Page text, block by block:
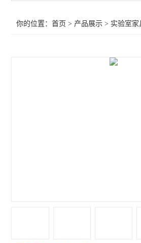
你的位置：首页 > 产品展示 > 实验室家